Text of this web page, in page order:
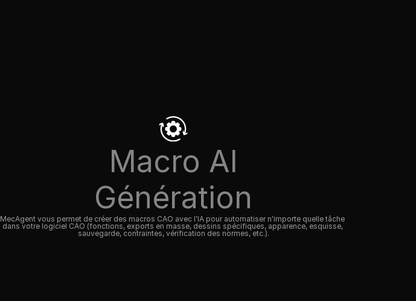
Macro AI
Génération
MecAgent vous permet de créer des macros CAO avec l'IA pour automatiser n'importe quelle tâche
dans votre logiciel CAO (fonctions, exports en masse, dessins spécifiques, apparence, esquisse,
sauvegarde, contraintes, vérification des normes, etc.).